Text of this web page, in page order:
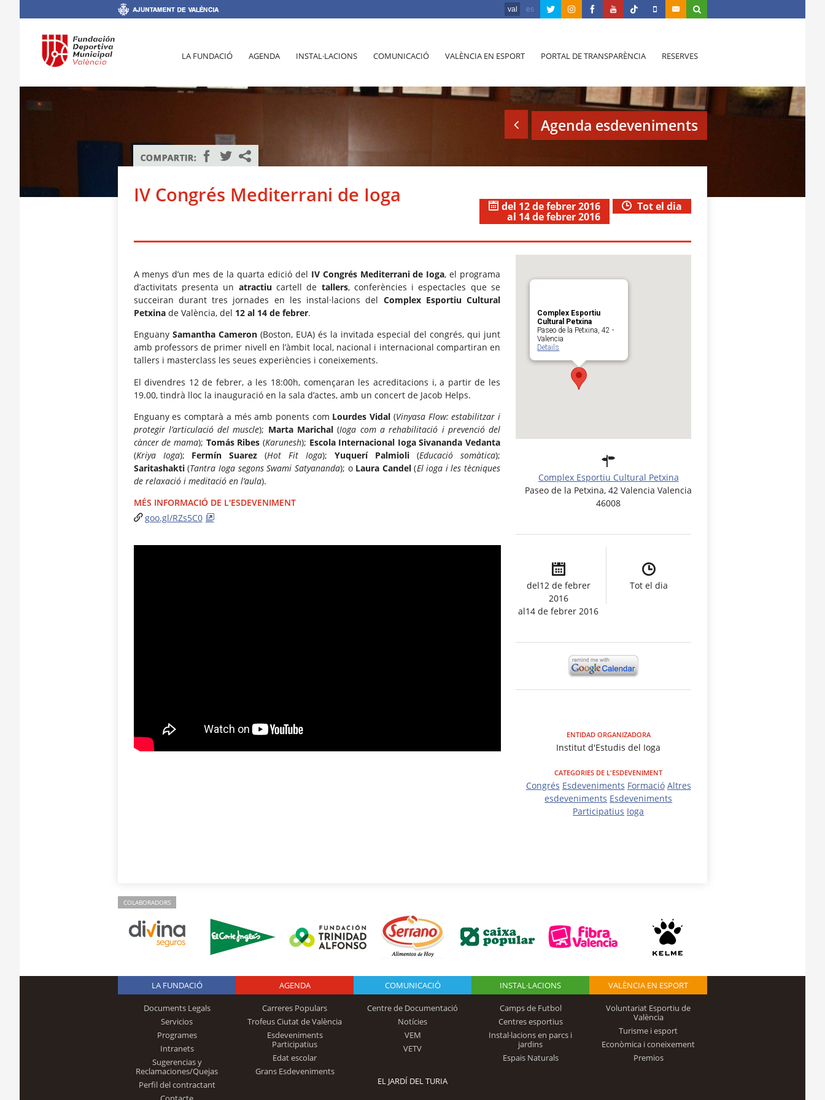
val es
LA FUNDACIÓ AGENDA INSTAL·LACIONS COMUNICACIÓ VALÈNCIA EN ESPORT PORTAL DE TRANSPARÈNCIA RESERVES
Agenda esdeveniments
IV Congrés Mediterrani de Ioga
Tot el dia
del 12 de febrer 2016
al 14 de febrer 2016
A menys d’un mes de la quarta edició del IV Congrés Mediterrani de Ioga, el programa
d’activitats presenta un atractiucartell de tallers, conferències i espectacles que se
succeiran durant tres jornades en les instal·lacions del Complex Esportiu Cultural
Petxinade València, del 12 al 14 de febrer.
Enguany Samantha Cameron(Boston, EUA) és la invitada especial del congrés, qui junt
amb professors de primer nivell en l’àmbit local, nacional i internacional compartiran en
tallers i masterclass les seues experiències i coneixements.
El divendres 12 de febrer, a les 18:00h, començaran les acreditacions i, a partir de les
19.00, tindrà lloc la inauguració en la sala d’actes, amb un concert de Jacob Helps.
Enguany es comptarà a més amb ponents com Lourdes Vidal (Vinyasa Flow: estabilitzar i
protegir l’articulació del muscle); Marta Marichal (Ioga com a rehabilitació i prevenció del
càncer de mama); Tomás Ribes (Karunesh); Escola Internacional Ioga Sivananda Vedanta
(Kriya Ioga); Fermín Suarez (Hot Fit Ioga);Yuquerí Palmioli (Educació somàtica);
Saritashakti(Tantra Ioga segons Swami Satyananda); o Laura Candel(El ioga i les tècniques
de relaxació i meditació en l’aula).
MÉS INFORMACIÓ DE L'ESDEVENIMENT
goo.gl/RZs5C0
Complex Esportiu
Cultural Petxina
Paseo de la Petxina, 42 -
Valencia
Details
Complex Esportiu Cultural Petxina
Paseo de la Petxina, 42 Valencia Valencia
46008
del12 de febrer
2016
al14 de febrer 2016
Tot el dia
ENTIDAD ORGANIZADORA
Institut d'Estudis del Ioga
CATEGORIES DE L'ESDEVENIMENT
Congrés Esdeveniments Formació Altres
esdeveniments Esdeveniments
Participatius Ioga
COLABORADORS
Logo Fundación
Trinidad Alfonso
LA FUNDACIÓ
Documents Legals
Servicios
Programes
Intranets
Sugerencias y
Reclamaciones/Quejas
Perfil del contractant
AGENDA
Carreres Populars
Trofeus Ciutat de València
Esdeveniments
Participatius
Edat escolar
Grans Esdeveniments
COMUNICACIÓ
Centre de Documentació
Notícies
VEM
VETV
INSTAL·LACIONS
Camps de Futbol
Centres esportius
Instal·lacions en parcs i
jardins
Espais Naturals
VALÈNCIA EN ESPORT
Voluntariat Esportiu de
València
Turisme i esport
Econòmica i coneixement
Premios
EL JARDÍ DEL TURIA